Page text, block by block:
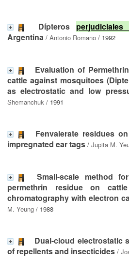
Dípteros perjudiciales
Argentina / Antonio Romano / 1992
Evaluation of
cattle against mosquitoes
as electrostatic and low
Shemanchuk / 1991
Fenvalerate residues
impregnated ear tags / Jupita M.
Small-scale method
permethrin residue on
chromatography with electron
M. Yeung / 1988
Dual-cloud electrostatic
of repellents and insecticides /